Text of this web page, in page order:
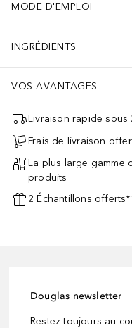
MODE D'EMPLOI
INGRÉDIENTS
VOS AVANTAGES
Livraison rapide sous
Frais de livraison
La plus large gamme
produits
2 Échantillons
Douglas newsletter
Restez toujours au